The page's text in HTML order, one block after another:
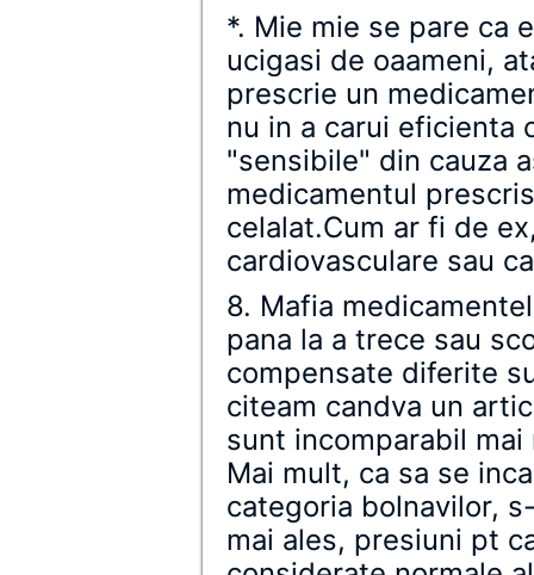
*. Mie mie se pare ca
ucigasi de oaameni,
prescrie un
nu in a carui eficienta
"sensibile" din cauza
medicamentul
celalat.Cum ar fi de
cardiovasculare sau
8. Mafia
pana la a trece sau
compensate diferite
citeam candva un
sunt incomparabil
Mai mult, ca sa se
categoria bolnavilor,
mai ales, presiuni pt